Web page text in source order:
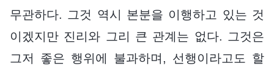
무관하다. 그것 역시 본분을 이행하고 있는 것
이겠지만 진리와 그리 큰 관계는 없다. 그것은
그저 좋은 행위에 불과하며, 선행이라고도 할